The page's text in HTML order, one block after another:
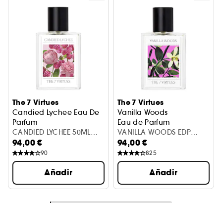
The 7 Virtues
Candied Lychee Eau De
Parfum
CANDIED LYCHEE 50ML
EDP
94,00 €
90
Añadir
The 7 Virtues
Vanilla Woods
Eau de Parfum
VANILLA WOODS EDP
SPRAY 50ML
94,00 €
825
Añadir